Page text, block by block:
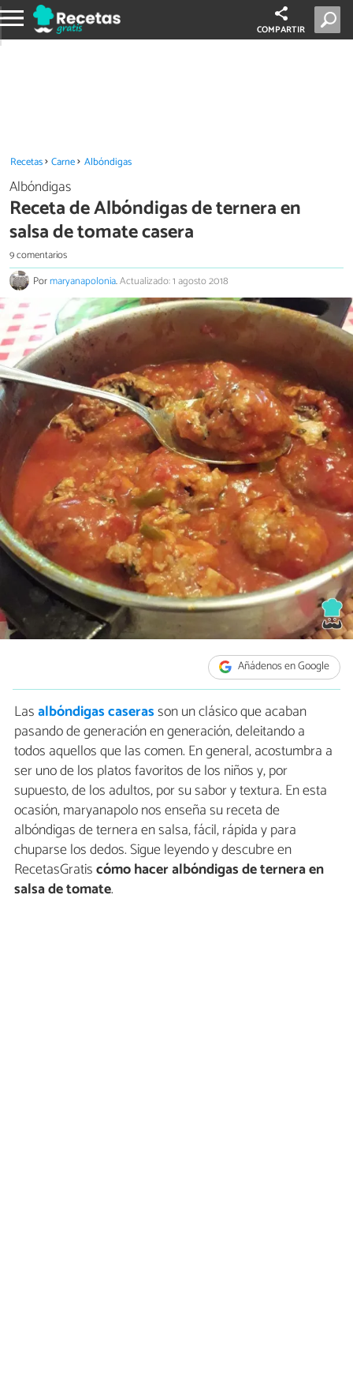
COMPARTIR
Recetas Carne Albóndigas
Albóndigas
Receta de Albóndigas de ternera en
salsa de tomate casera
9 comentarios
Pormaryanapolonia.Actualizado: 1 agosto 2018
Añádenos en Google
Lasalbóndigas caserasson un clásico que acaban
pasando de generación en generación, deleitando a
todos aquellos que las comen. En general, acostumbra a
ser uno de los platos favoritos de los niños y, por
supuesto, de los adultos, por su sabor y textura. En esta
ocasión, maryanapolo nos enseña su receta de
albóndigas de ternera en salsa, fácil, rápida y para
chuparse los dedos. Sigue leyendo y descubre en
RecetasGratiscómo hacer albóndigas de ternera en
salsa de tomate.